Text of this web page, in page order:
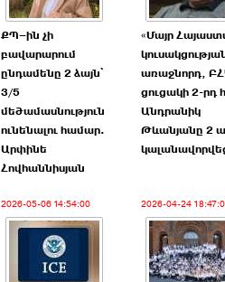
ՔՊ–ին չի
բավարարում
ընդամենը 2 ձայն՝
3/5
մեծամասնություն
ունենալու համար.
Արփինե
Հովհաննիսյան
«Մայր
առաջնորդ,
ցուցակի 2-րդ
Անդրանիկ
Թևանյանը 2
2026-05-06 14:54:00 2026-04-24